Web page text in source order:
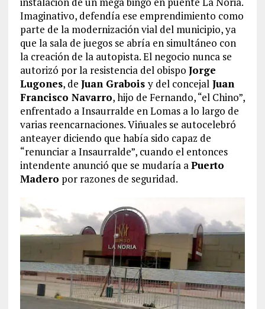
Imaginativo, defendía ese emprendimiento como
parte de la modernización vial del municipio, ya
que la sala de juegos se abría en simultáneo con
la creación de la autopista. El negocio nunca se
autorizó por la resistencia del obispo Jorge
Lugones, de Juan Graboisy del concejalJuan
Francisco Navarro, hijo de Fernando, “el Chino”,
enfrentado a Insaurralde en Lomas a lo largo de
varias reencarnaciones. Viñuales se autocelebró
anteayer diciendo que había sido capaz de
“renunciar a Insaurralde”, cuando el entonces
intendente anunció que se mudaría aPuerto
Madero por razones de seguridad.